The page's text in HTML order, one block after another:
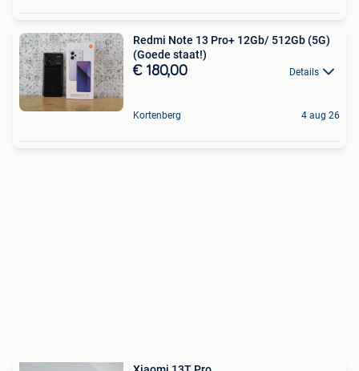
Redmi Note 13 Pro+ 12Gb/ 512Gb (5G)
(Goede staat!)
€ 180,00 Details
Kortenberg 4 aug 26